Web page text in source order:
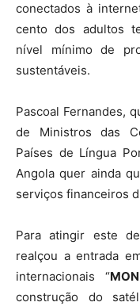
conectados à
cento dos adultos
nível mínimo de
sustentáveis.
Pascoal Fernandes,
de Ministros das
Países de Língua
Angola quer ainda
serviços financeiros
Para atingir este
realçou a entrada
internacionais “
construção do